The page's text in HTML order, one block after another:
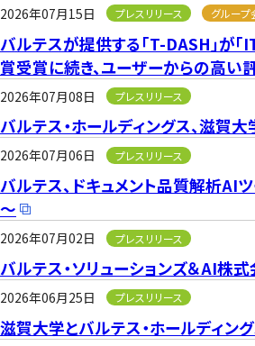
2026年07月15日 プレスリリース グルー
バルテスが提供する「T-DASH」が
賞受賞に続き、ユーザーからの高い
2026年07月08日 プレスリリース
バルテス・ホールディングス、滋賀
2026年07月06日 プレスリリース
バルテス、ドキュメント品質解析
～
2026年07月02日 プレスリリース
バルテス・ソリューションズ＆AI株
2026年06月25日 プレスリリース
滋賀大学とバルテス・ホールディン